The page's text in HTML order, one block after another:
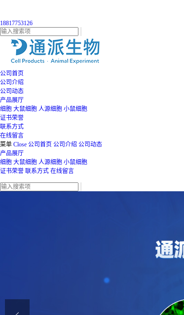
18817753126
公司首页
公司介绍
公司动态
产品展厅
细胞 大鼠细胞 人源细胞 小鼠细胞
证书荣誉
联系方式
在线留言
菜单 Close 公司首页 公司介绍 公司动态
产品展厅
细胞 大鼠细胞 人源细胞 小鼠细胞
证书荣誉 联系方式 在线留言